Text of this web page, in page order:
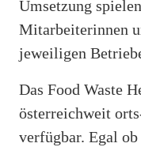
Umsetzung
Mitarbeiterinnen
jeweiligen
Das Food Waste
österreichweit
verfügbar. Egal